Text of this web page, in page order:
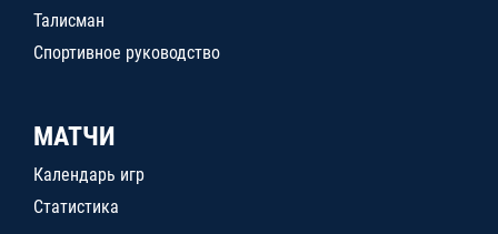
Талисман
Спортивное руководство
МАТЧИ
Календарь игр
Статистика